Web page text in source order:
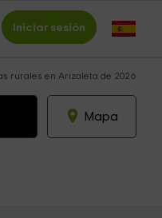
Iniciar sesión
rurales en Arizaleta de 2026
Mapa